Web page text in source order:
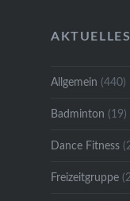
Allgemein (440)
Badminton (19)
Dance Fitness
Freizeitgruppe